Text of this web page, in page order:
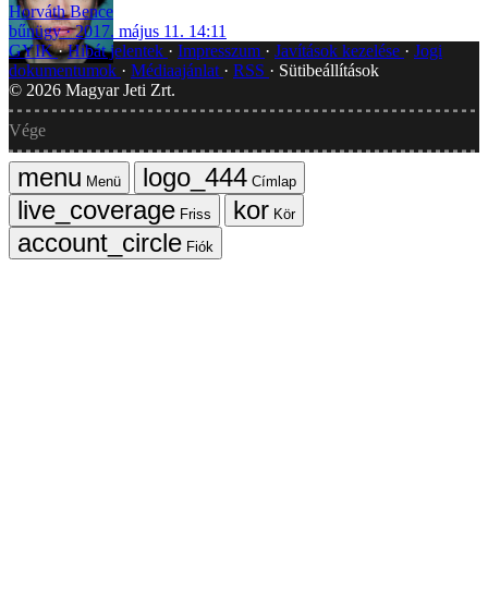
Horváth Bence
bűnügy
2017. május 11. 14:11
GYIK Hibát jelentek Impresszum Javítások kezelése
Jogi
dokumentumok
Médiaajánlat RSS
Sütibeállítások
© 2026 Magyar Jeti Zrt.
Vége
Menü
Címlap
Friss
Kör
Fiók